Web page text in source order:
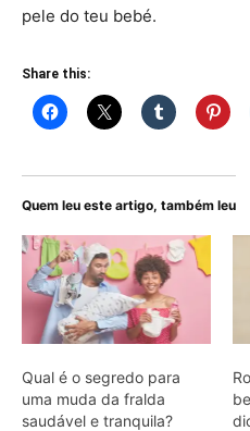
pele do teu bebé.
Share this:
Quem leu este artigo, também leu
Qual é o segredo para
uma muda da fralda
saudável e tranquila?